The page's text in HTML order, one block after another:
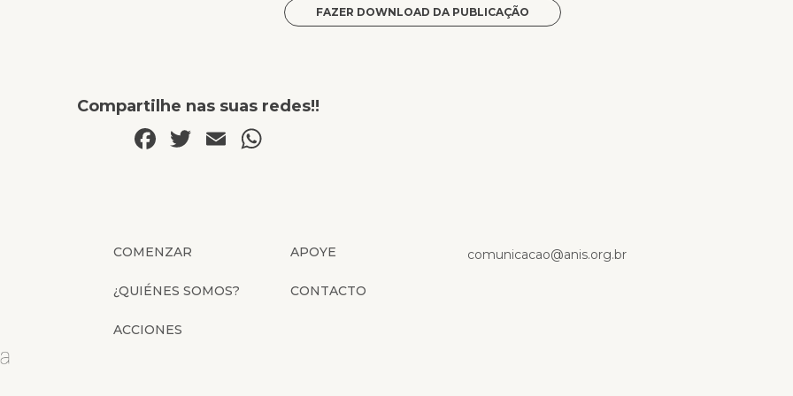
FAZER DOWNLOAD DA PUBLICAÇÃO
Compartilhe nas suas redes!!
Facebook
Twitter
Email
COMENZAR
¿QUIÉNES SOMOS?
ACCIONES
APOYE
CONTACTO
comunicacao@anis.org.br